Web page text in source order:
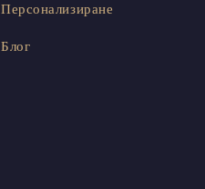
Персонализиране
Блог